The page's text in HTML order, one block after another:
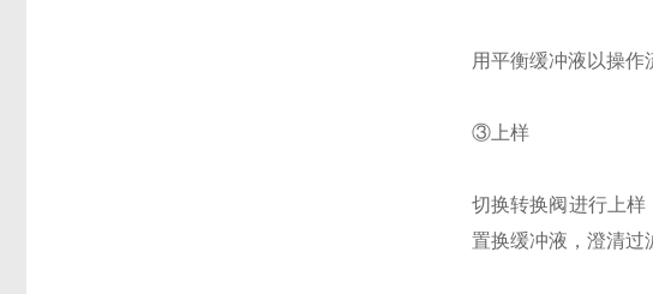
用平衡缓冲液以操作
③上样
切换转换阀进行上样
置换缓冲液，澄清过